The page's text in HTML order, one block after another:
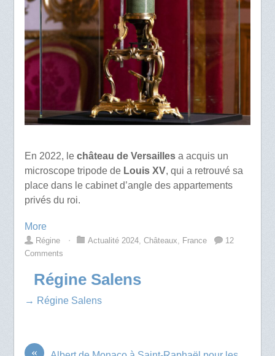
En 2022, lechâteau de Versaillesa acquis un
microscope tripode de Louis XV, qui a retrouvé sa
place dans le cabinet d’angle des appartements
privés du roi.
More
Régine ⋅ Actualité 2024, Châteaux, France
12
Comments
Régine Salens
→ Régine Salens
«